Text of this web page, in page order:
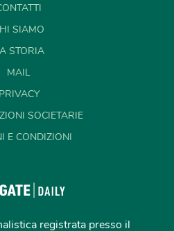
SIAMO
STORIA
MAIL
PRIVACY
SOCIETARIE
E CONDIZIONI
registrata presso il